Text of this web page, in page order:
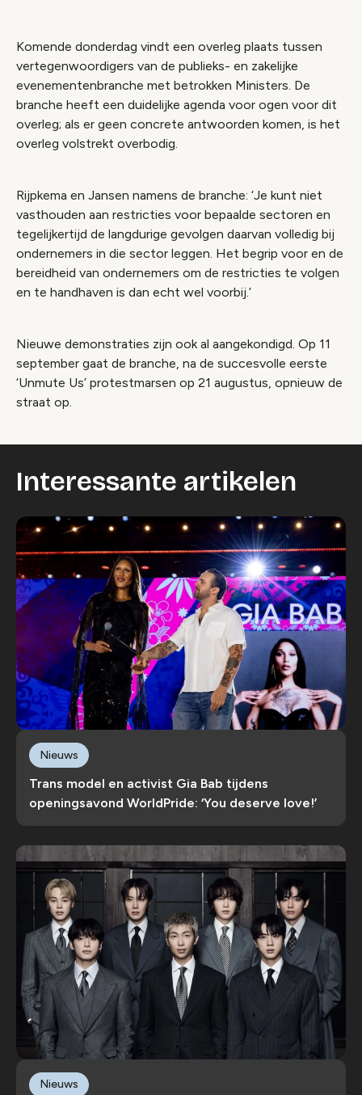
Komende donderdag vindt een overleg plaats tussen
vertegenwoordigers van de publieks- en zakelijke
evenementenbranche met betrokken Ministers. De
branche heeft een duidelijke agenda voor ogen voor dit
overleg; als er geen concrete antwoorden komen, is het
overleg volstrekt overbodig.
Rijpkema en Jansen namens de branche: ‘Je kunt niet
vasthouden aan restricties voor bepaalde sectoren en
tegelijkertijd de langdurige gevolgen daarvan volledig bij
ondernemers in die sector leggen. Het begrip voor en de
bereidheid van ondernemers om de restricties te volgen
en te handhaven is dan echt wel voorbij.’
Nieuwe demonstraties zijn ook al aangekondigd. Op 11
september gaat de branche, na de succesvolle eerste
‘Unmute Us’ protestmarsen op 21 augustus, opnieuw de
straat op.
Interessante artikelen
Trans model en activist Gia Bab tijdens
openingsavond WorldPride: ‘You deserve love!’
Nieuws
Nieuws